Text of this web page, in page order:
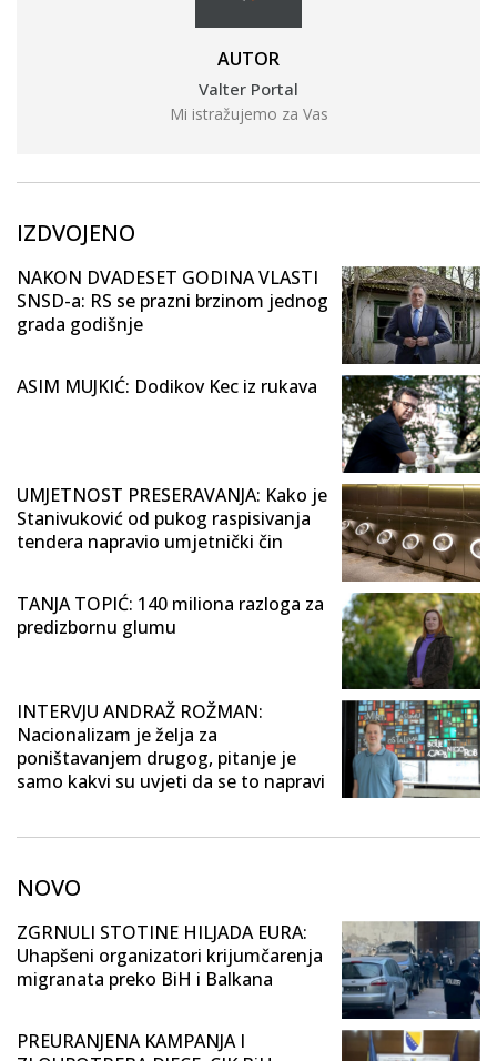
AUTOR
Valter Portal
Mi istražujemo za Vas
IZDVOJENO
NAKON DVADESET GODINA VLASTI
SNSD-a: RS se prazni brzinom jednog
grada godišnje
ASIM MUJKIĆ: Dodikov Kec iz rukava
UMJETNOST PRESERAVANJA: Kako je
Stanivuković od pukog raspisivanja
tendera napravio umjetnički čin
TANJA TOPIĆ: 140 miliona razloga za
predizbornu glumu
INTERVJU ANDRAŽ ROŽMAN:
Nacionalizam je želja za
poništavanjem drugog, pitanje je
samo kakvi su uvjeti da se to napravi
NOVO
ZGRNULI STOTINE HILJADA EURA:
Uhapšeni organizatori krijumčarenja
migranata preko BiH i Balkana
PREURANJENA KAMPANJA I